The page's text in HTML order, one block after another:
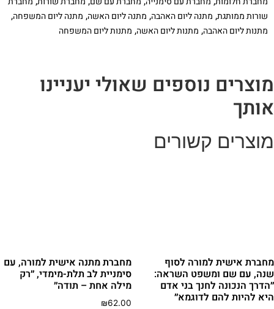
שורות ממותגת,מתנה ליום האהבה,מתנה ליום האשה,מתנה ליום המשפחה,
מתנות ליום האהבה,מתנות ליום האשה,מתנות ליום המשפחה
נוספים שאולי יעניינו
קשורים
אישית למורה לסוף
עם שם ומשפט השראה:
הנכונה לחנך בני אדם
להיות להם לדוגמא״
מחברת מתנה אישית למורה, עם
סימניית לב תלת-מימדי, ״רק
מילה אחת – תודה״
₪62.00